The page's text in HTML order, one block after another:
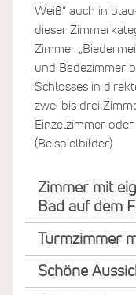
Weiß“ auch in
dieser
Zimmer
und Badezimmer
Schlosses in
zwei bis drei
Einzelzimmer
(Beispielbilder)
Zimmer mit
Bad auf dem
Turmzimmer
Schöne